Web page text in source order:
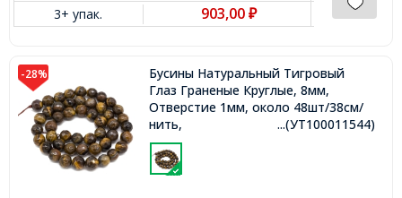
3+ упак. 903,00 ₽
-28%
Бусины Натуральный Тигровый
Глаз Граненые Круглые, 8мм,
Отверстие 1мм, около 48шт/38см/
нить,
...(УТ100011544)